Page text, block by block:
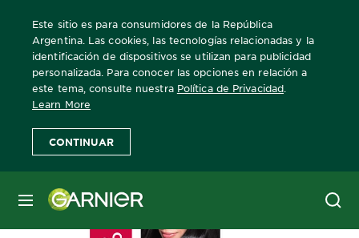
Este sitio es para consumidores de la República
Argentina. Las cookies, las tecnologías relacionadas y la
identificación de dispositivos se utilizan para publicidad
personalizada. Para conocer las opciones en relación a
este tema, consulte nuestra Política de Privacidad
Learn More
CONTINUAR
MENÚ
Home Cor Intensa 1.0 Negro Intenso